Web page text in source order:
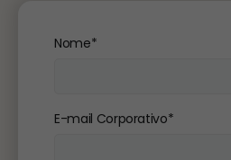
Nome*
E-mail Corporativo*